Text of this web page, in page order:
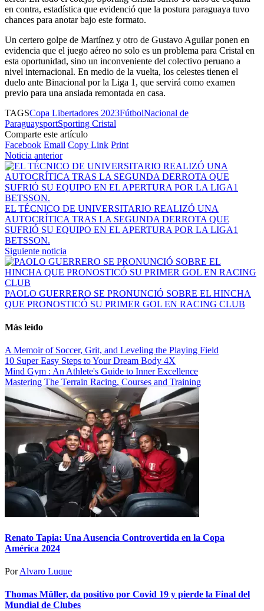
en contra, estadística que evidenció que la postura paraguaya tuvo
chances para anotar bajo este formato.
Un certero golpe de Martínez y otro de Gustavo Aguilar ponen en
evidencia que el juego aéreo no solo es un problema para Cristal en
esta oportunidad, sino un inconveniente del colectivo peruano a
nivel internacional. En medio de la vuelta, los celestes tienen el
duelo ante Binacional por la Liga 1, que servirá como examen
previo para una ansiada remontada en casa.
TAGSCopa Libertadores 2023FútbolNacional de
ParaguaysportSporting Cristal
Comparte este artículo
Facebook Email Copy Link Print
Noticia anterior
EL TÉCNICO DE UNIVERSITARIO REALIZÓ UNA
AUTOCRÍTICA TRAS LA SEGUNDA DERROTA QUE
SUFRIÓ SU EQUIPO EN EL APERTURA POR LA LIGA1
BETSSON.
Siguiente noticia
PAOLO GUERRERO SE PRONUNCIÓ SOBRE EL HINCHA
QUE PRONOSTICÓ SU PRIMER GOL EN RACING CLUB
Más leído
A Memoir of Soccer, Grit, and Leveling the Playing Field
10 Super Easy Steps to Your Dream Body 4X
Mind Gym : An Athlete's Guide to Inner Excellence
Mastering The Terrain Racing, Courses and Training
Renato Tapia: Una Ausencia Controvertida en la Copa
América 2024
Por Alvaro Luque
Thomas Müller, da positivo por Covid 19 y pierde la Final del
Mundial de Clubes